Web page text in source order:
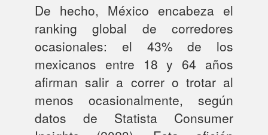
De hecho, México encabeza el
ranking global de corredores
ocasionales: el 43% de los
mexicanos entre 18 y 64 años
afirman salir a correr o trotar al
menos ocasionalmente, según
datos de Statista Consumer